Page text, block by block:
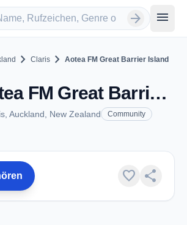
arrow_forward menu
chevron_right Claris chevron_right Aotea FM Great Barrier Island
Aotea FM Great Barrier Island - FM 94.6 / 104 / 107 - Claris
Auckland, New Zealand Community
favorite share